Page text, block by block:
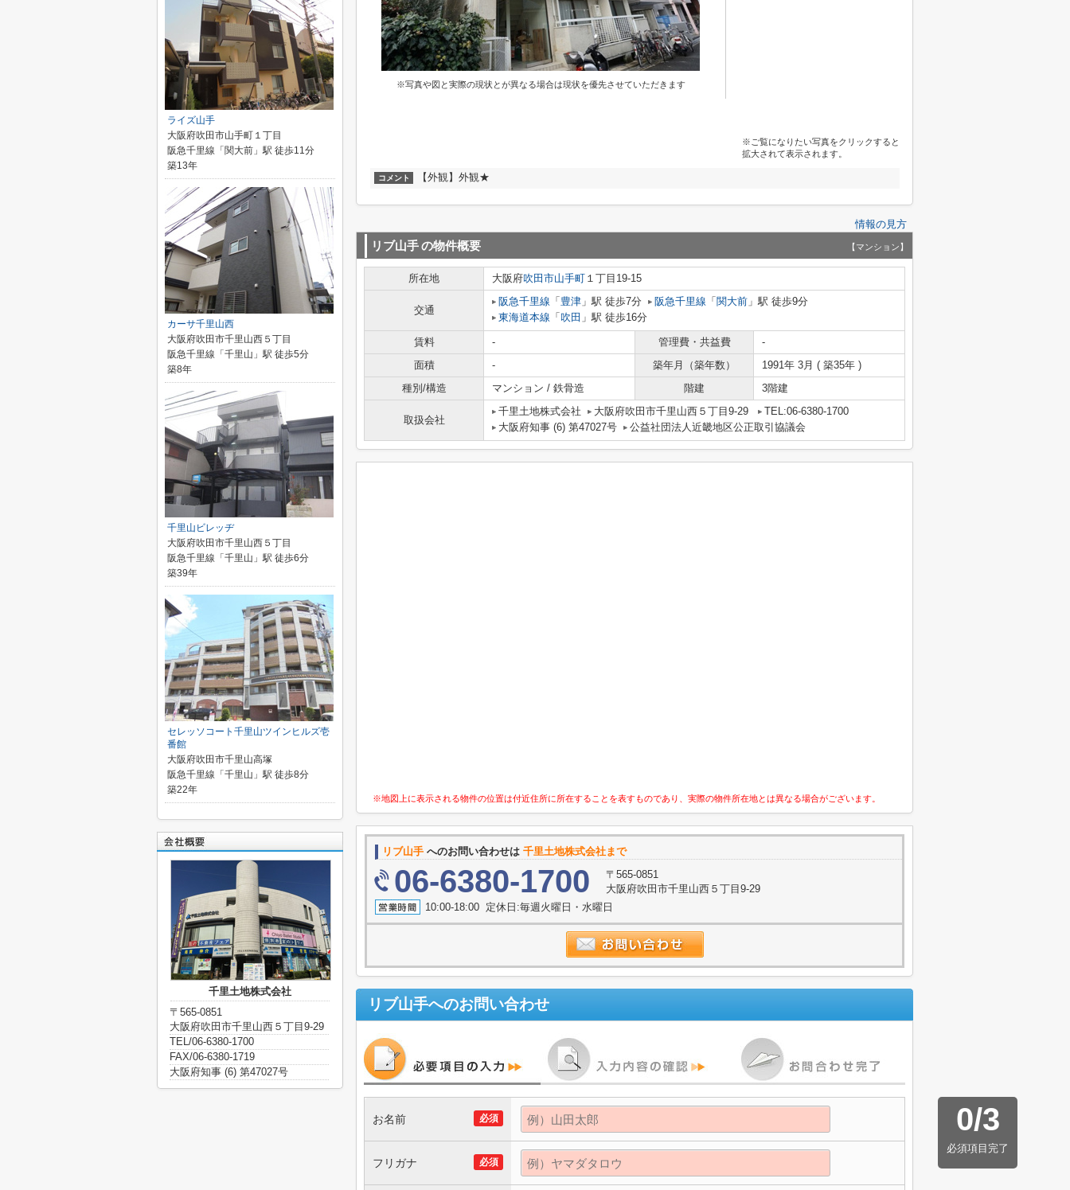
※写真や図と実際の現状とが異なる場合は現状を優先させていただきます
※ご覧になりたい写真をクリックすると
拡大されて表示されます。
コメント 【外観】外観★
情報の見方
リブ山手の物件概要 【マンション】
所在地 大阪府吹田市山手町 １丁目19-15
交通
阪急千里線 「 豊津 」駅 徒歩7分 阪急千里線 「 関大前 」駅 徒歩9分
東海道本線 「 吹田 」駅 徒歩16分
賃料 - 管理費・共益費
-
面積
- 築年月（築年数）
1991年 3月 ( 築35年 )
種別/構造
マンション / 鉄骨造 階建 3階建
取扱会社
千里土地株式会社 大阪府吹田市千里山西５丁目9-29
TEL:06-6380-1700
大阪府知事 (6) 第47027号
公益社団法人近畿地区公正取引協議会
※地図上に表示される物件の位置は付近住所に所在することを表すものであり、実際の物件所在地とは異なる場合がございます。
リブ山手 へのお問い合わせは 千里土地株式会社まで
06-6380-1700
〒565-0851
大阪府吹田市千里山西５丁目9-29
10:00-18:00 定休日:毎週火曜日・水曜日
リブ山手へのお問い合わせ
0/3
必須項目完了
必須
お名前
必須
フリガナ
ライズ山手
大阪府吹田市山手町１丁目
阪急千里線「関大前」駅 徒歩11分
築13年
カーサ千里山西
大阪府吹田市千里山西５丁目
阪急千里線「千里山」駅 徒歩5分
築8年
千里山ビレッヂ
大阪府吹田市千里山西５丁目
阪急千里線「千里山」駅 徒歩6分
築39年
セレッソコート千里山ツインヒルズ壱
番館
大阪府吹田市千里山高塚
阪急千里線「千里山」駅 徒歩8分
築22年
千里土地株式会社
〒565-0851
大阪府吹田市千里山西５丁目9-29
TEL/06-6380-1700
FAX/06-6380-1719
大阪府知事 (6) 第47027号